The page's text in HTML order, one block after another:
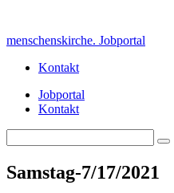
content
menschenskirche. Jobportal
Kontakt
Jobportal
Kontakt
for:
Samstag-7/17/2021